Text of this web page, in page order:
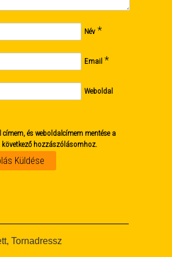
Név *
Email *
Weboldal
címem, és weboldalcímem mentése a
következő hozzászólásomhoz.
Tornadressz